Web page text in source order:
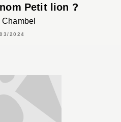
Petit lion ?
2024